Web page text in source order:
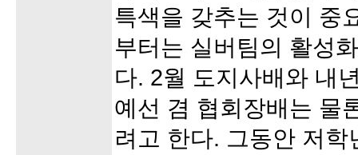
특색을 갖추는 것이 중
부터는 실버팀의 활성
다. 2월 도지사배와 내
예선 겸 협회장배는 물
려고 한다. 그동안 저